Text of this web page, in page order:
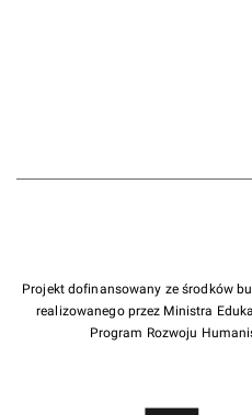
Projekt dofinansowany ze środków
realizowanego przez Ministra
Program Rozwoju